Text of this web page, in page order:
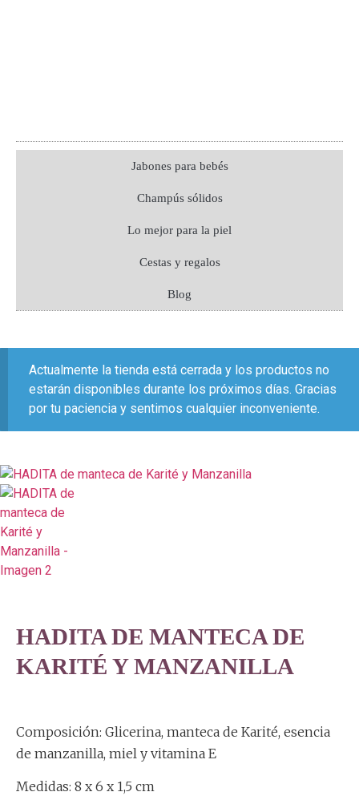
Jabones para bebés
Champús sólidos
Lo mejor para la piel
Cestas y regalos
Blog
Actualmente la tienda está cerrada y los productos no
estarán disponibles durante los próximos días. Gracias
por tu paciencia y sentimos cualquier inconveniente.
HADITA DE MANTECA DE
KARITÉ Y MANZANILLA
Composición: Glicerina, manteca de Karité, esencia
de manzanilla, miel y vitamina E
Medidas: 8 x 6 x 1,5 cm